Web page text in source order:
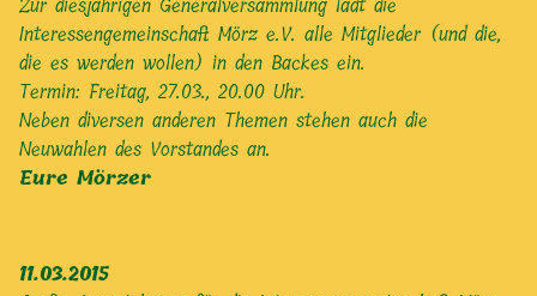
Interessengemeinschaft Mörz e.V. alle Mitglieder (und die,
die es werden wollen) in den Backes ein.
Termin: Freitag, 27.03., 20.00 Uhr.
Neben diversen anderen Themen stehen auch die
Neuwahlen des Vorstandes an.
Eure Mörzer
11.03.2015